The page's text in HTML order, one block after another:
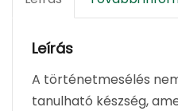
storytelling
mennyiség
Leírás
A történetmesélés
tanulható készség,